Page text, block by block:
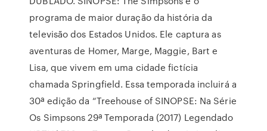
programa de maior duração da história da
televisão dos Estados Unidos. Ele captura as
aventuras de Homer, Marge, Maggie, Bart e
Lisa, que vivem em uma cidade fictícia
chamada Springfield. Essa temporada incluirá a
30ª edição da “Treehouse of SINOPSE: Na Série
Os Simpsons 29ª Temporada (2017) Legendado